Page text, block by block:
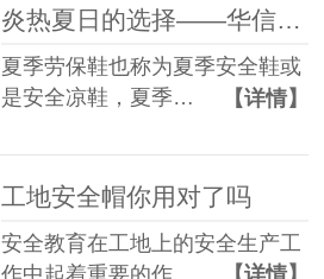
炎热夏日的选择——华信吉豹夏季劳保鞋
夏季劳保鞋也称为夏季安全鞋或
是安全凉鞋，夏季…
【详情】
工地安全帽你用对了吗
安全教育在工地上的安全生产工
作中起着重要的作…